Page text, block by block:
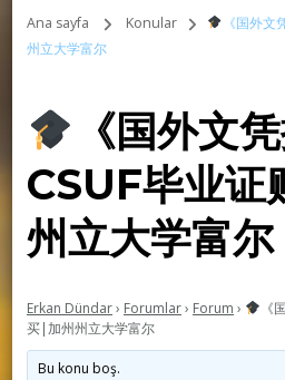
Ana sayfa Konular
《国外
州立大学富尔
《国外文
CSUF毕业证
州立大学富尔
Erkan Dündar› Forumlar› Forum ›
《
买|加州州立大学富尔
Bu konu boş.